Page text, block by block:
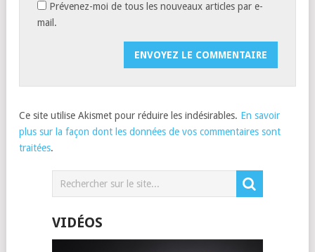
Prévenez-moi de tous les nouveaux articles par e-
mail.
Ce site utilise Akismet pour réduire les indésirables. En savoir
plus sur la façon dont les données de vos commentaires sont
traitées.
VIDÉOS